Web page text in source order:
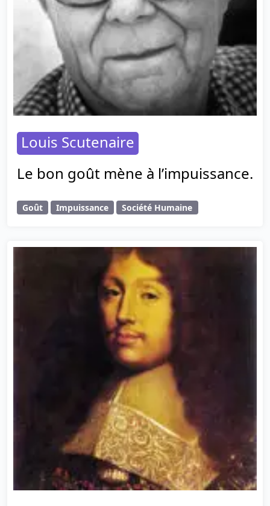
Louis Scutenaire
Le bon goût mène à l’impuissance.
Goût Impuissance Société Humaine